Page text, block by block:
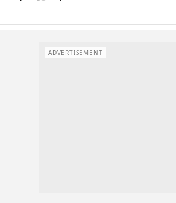
ADVERTISEMENT